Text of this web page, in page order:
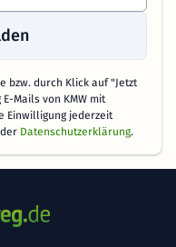
bzw. durch Klick auf "Jetzt
Mails von KMW mit
Einwilligung jederzeit
Datenschutzerklärung.